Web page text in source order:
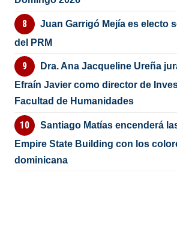
Juan Garrigó Mejía es electo
del PRM
Dra. Ana Jacqueline Ureña
Efraín Javier como director de
Facultad de Humanidades
Santiago Matías encenderá
Empire State Building con los
dominicana